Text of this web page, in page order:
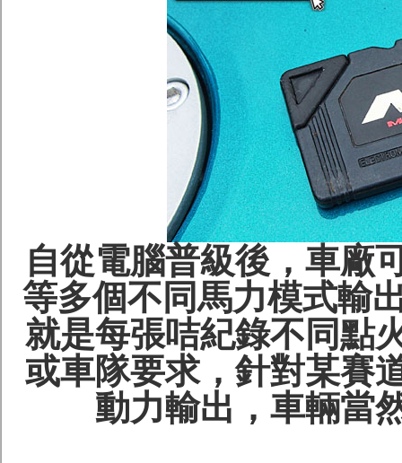
自從電腦普級後，車廠
等多個不同馬力模式輸
就是每張咭紀錄不同點
或車隊要求，針對某賽
動力輸出，車輛當